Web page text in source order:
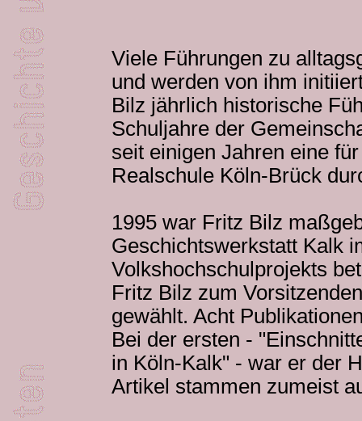
Viele Führungen zu
und werden von ihm
Bilz jährlich historische
Schuljahre der
seit einigen Jahren eine
Realschule Köln-Brück
1995 war Fritz Bilz
Geschichtswerkstatt Kalk
Volkshochschulprojekts
Fritz Bilz zum
gewählt. Acht
Bei der ersten -
in Köln-Kalk" - war er der
Artikel stammen zumeist